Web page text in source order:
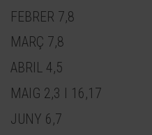
FEBRER 7,8
MARÇ 7,8
ABRIL 4,5
MAIG 2,3 I 16,17
JUNY 6,7